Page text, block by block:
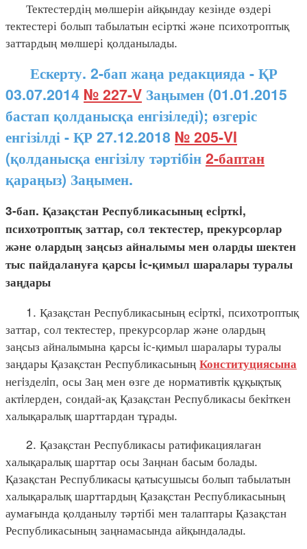
Тектестердің мөлшерін айқындау кезінде өздері
тектестері болып табылатын есірткі және психотроптық
заттардың мөлшері қолданылады.
Ескерту. 2-бап жаңа редакцияда - ҚР
03.07.2014 № 227-V Заңымен (01.01.2015
бастап қолданысқа енгізіледі); өзгеріс
енгізілді - ҚР 27.12.2018 № 205-VI
(қолданысқа енгізілу тәртібін2-баптан
қараңыз) Заңымен.
3-бап. Қазақстан Республикасының есiрткi,
психотроптық заттар, сол тектестер, прекурсорлар
және олардың заңсыз айналымы мен оларды шектен
тыс пайдалануға қарсы iс-қимыл шаралары туралы
заңдары
1. Қазақстан Республикасының есiрткi, психотроптық
заттар, сол тектестер, прекурсорлар және олардың
заңсыз айналымына қарсы iс-қимыл шаралары туралы
заңдары Қазақстан Республикасының Конституциясына
негiзделiп, осы Заң мен өзге де нормативтiк құқықтық
актiлерден, сондай-ақ Қазақстан Республикасы бекiткен
халықаралық шарттардан тұрады.
2. Қазақстан Республикасы ратификациялаған
халықаралық шарттар осы Заңнан басым болады.
Қазақстан Республикасы қатысушысы болып табылатын
халықаралық шарттардың Қазақстан Республикасының
аумағында қолданылу тәртібі мен талаптары Қазақстан
Республикасының заңнамасында айқындалады.